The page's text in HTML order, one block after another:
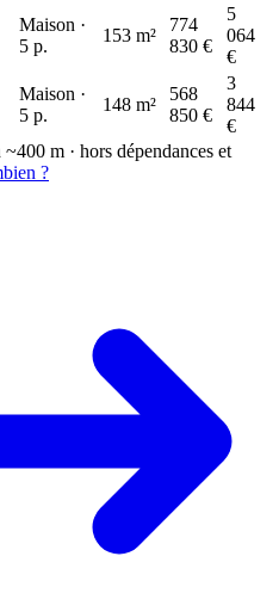
Maison ·
5 p.
153 m²
774
830 €
5
064
€
Maison ·
5 p.
148 m²
568
850 €
3
844
€
m · hors dépendances et
?